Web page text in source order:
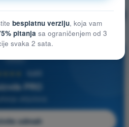
pitanja
PRO
odmah
besplatnu verziju, koja vam
pitanja sa ograničenjem od 3
svaka 2 sata.